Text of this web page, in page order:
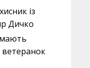
із
Дичко